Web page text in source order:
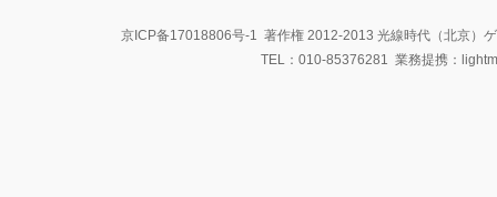
京ICP备17018806号-1 著作権 2012-2013 光線時代（北京）
TEL：010-85376281 業務提携：